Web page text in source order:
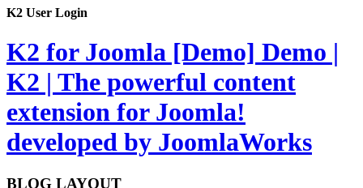
K2 User Login
K2 for Joomla [Demo] Demo |
K2 | The powerful content
extension for Joomla!
developed by JoomlaWorks
BLOG LAYOUT